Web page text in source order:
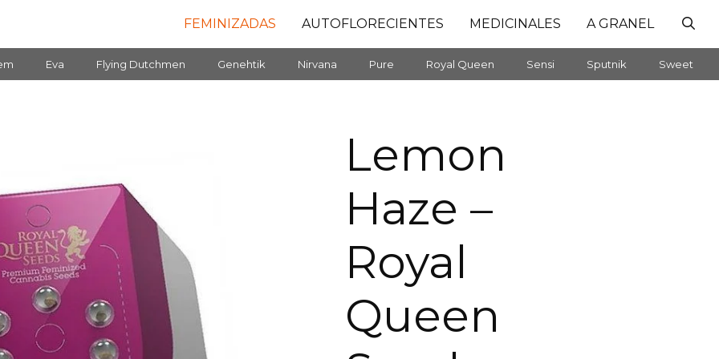
FEMINIZADAS AUTOFLORECIENTES MEDICINALES A GRANEL
Eva Flying Dutchmen Genehtik Nirvana Pure Royal Queen Sensi Sputnik Sweet
Lemon
Haze –
Royal
Queen